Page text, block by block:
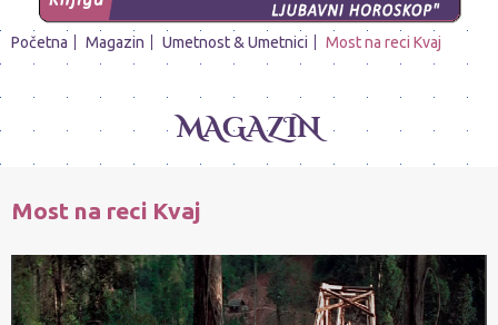
Početna Magazin Umetnost & Umetnici Most na reci Kvaj
MAGAZIN
Most na reci Kvaj